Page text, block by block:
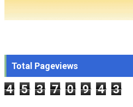
Total Pageviews
4 5 3 7 0 9 4 3